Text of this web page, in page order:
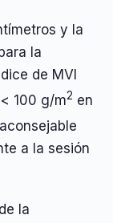
y la
la
de MVI
100 g/m2 en
a la sesión
la